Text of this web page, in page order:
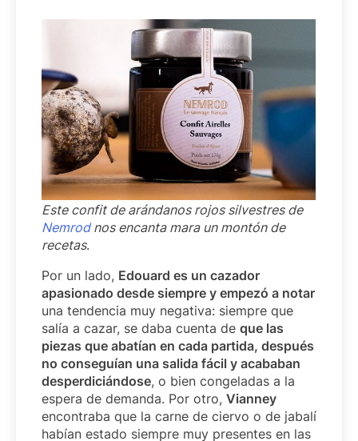
Este confit de arándanos rojos silvestres de
Nemrodnos encanta mara un montón de
recetas.
Por un lado, Edouard es un cazador
apasionado desde siempre y empezó a notar
una tendencia muy negativa: siempre que
salía a cazar, se daba cuenta de que las
piezas que abatían en cada partida, después
no conseguían una salida fácil y acababan
desperdiciándose, o bien congeladas a la
espera de demanda. Por otro, Vianney
encontraba que la carne de ciervo o de jabalí
habían estado siempre muy presentes en las